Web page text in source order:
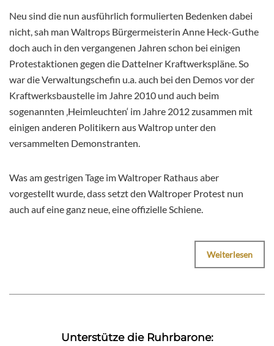
Neu sind die nun ausführlich formulierten Bedenken dabei
nicht, sah man Waltrops Bürgermeisterin Anne Heck-Guthe
doch auch in den vergangenen Jahren schon bei einigen
Protestaktionen gegen die Dattelner Kraftwerkspläne. So
war die Verwaltungschefin u.a. auch bei den Demos vor der
Kraftwerksbaustelle im Jahre 2010 und auch beim
sogenannten ‚Heimleuchten‘ im Jahre 2012 zusammen mit
einigen anderen Politikern aus Waltrop unter den
versammelten Demonstranten.
Was am gestrigen Tage im Waltroper Rathaus aber
vorgestellt wurde, dass setzt den Waltroper Protest nun
auch auf eine ganz neue, eine offizielle Schiene.
Weiterlesen
Unterstütze die Ruhrbarone: